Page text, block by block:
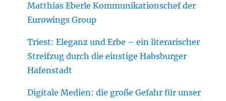
Matthias Eberle Kommunikationschef der
Eurowings Group
Triest: Eleganz und Erbe – ein literarischer
Streifzug durch die einstige Habsburger
Hafenstadt
Digitale Medien: die große Gefahr für unser